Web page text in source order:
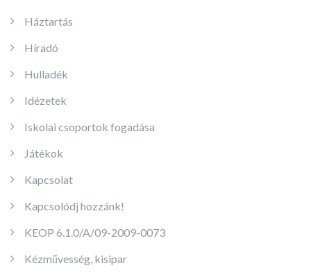
Háztartás
Híradó
Hulladék
Idézetek
Iskolai csoportok fogadása
Játékok
Kapcsolat
Kapcsolódj hozzánk!
KEOP 6.1.0/A/09-2009-0073
Kézművesség, kisipar